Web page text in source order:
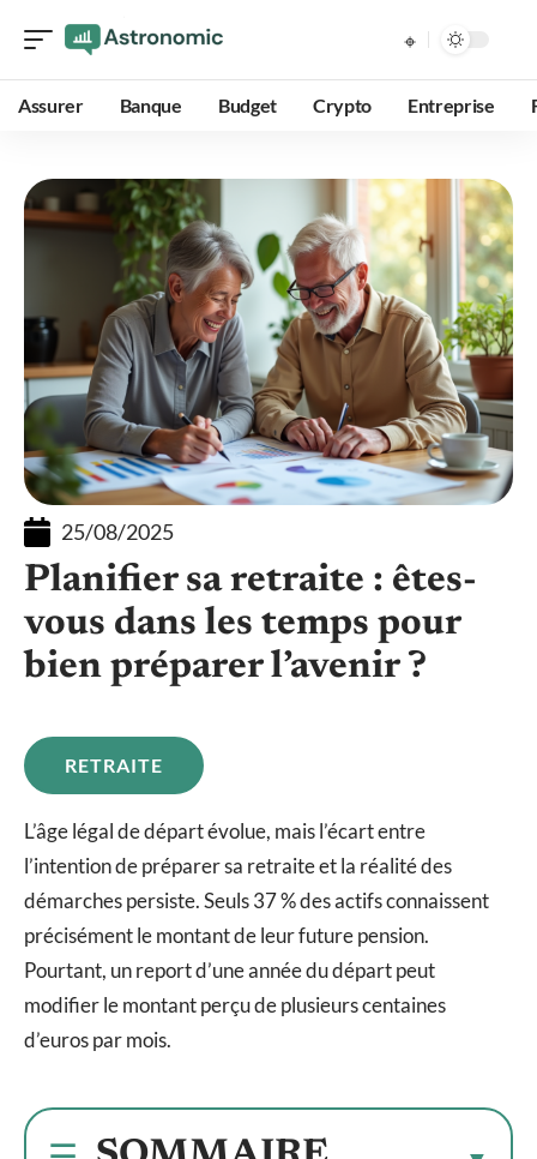
Assurer Banque Budget Crypto Entreprise
25/08/2025
Planifier sa retraite : êtes-
vous dans les temps pour
bien préparer l’avenir ?
RETRAITE
L’âge légal de départ évolue, mais l’écart entre
l’intention de préparer sa retraite et la réalité des
démarches persiste. Seuls 37 % des actifs connaissent
précisément le montant de leur future pension.
Pourtant, un report d’une année du départ peut
modifier le montant perçu de plusieurs centaines
d’euros par mois.